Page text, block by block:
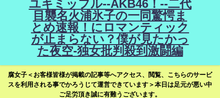
ユキミッフル--AKB46！--二代
目襲名火浦氷子の一同驚愕ま
とめ速報！にロマンティック
が止まらない？僕が見たかっ
た夜空-独女批判殺到激闘編
腐女子＜お客様皆様が掲載の記事等へアクセス、閲覧、こちらのサービ
スを利用される事でかろうじて運営できています＞本日は足元が悪い中
ご足労頂き誠に有難うございます。